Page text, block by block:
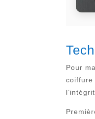
Pour
coiffure